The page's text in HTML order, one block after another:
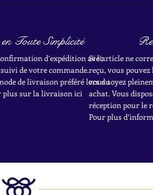
Toute Simplicité
d’expédition avec
de votre commande.
de livraison préféré lors du
plus sur la livraison ici
Si l’article ne
reçu, vous
vous soyez
achat. Vous
réception pour le
Pour plus